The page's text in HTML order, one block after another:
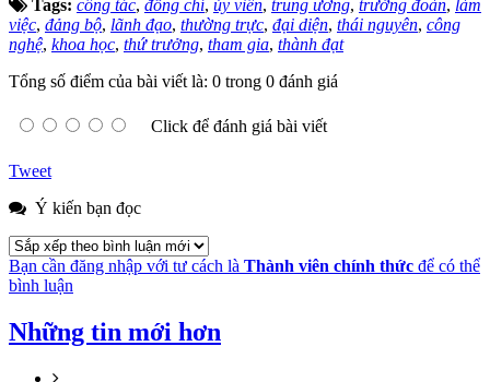
Tags: công tác, đồng chí, ủy viên, trung ương, trưởng đoàn, làm
việc, đảng bộ, lãnh đạo, thường trực, đại diện, thái nguyên, công
nghệ, khoa học, thứ trưởng, tham gia, thành đạt
Tổng số điểm của bài viết là: 0 trong 0 đánh giá
Click để đánh giá bài viết
Tweet
Ý kiến bạn đọc
Bạn cần đăng nhập với tư cách là Thành viên chính thức để có thể
bình luận
Những tin mới hơn